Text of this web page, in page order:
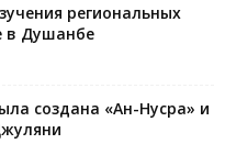
региональных
в Душанбе
создана «Ан-Нусра» и